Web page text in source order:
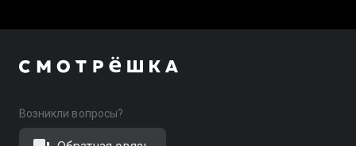
Возникли вопросы?